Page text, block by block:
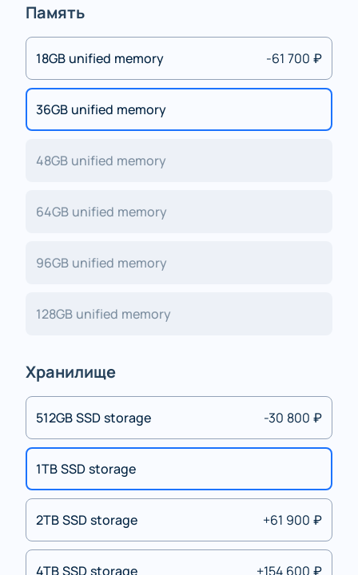
Память
18GB unified memory -61 700 ₽
36GB unified memory
48GB unified memory
64GB unified memory
96GB unified memory
128GB unified memory
Хранилище
512GB SSD storage -30 800 ₽
1TB SSD storage
2TB SSD storage +61 900 ₽
4TB SSD storage +154 600 ₽